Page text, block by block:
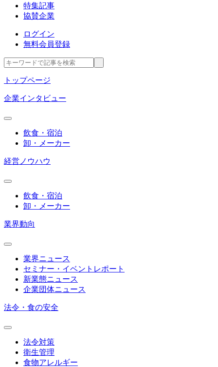
特集記事
協賛企業
ログイン
無料会員登録
トップページ
企業インタビュー
飲食・宿泊
卸・メーカー
経営ノウハウ
飲食・宿泊
卸・メーカー
業界動向
業界ニュース
セミナー・イベントレポート
新業態ニュース
企業団体ニュース
法令・食の安全
法令対策
衛生管理
食物アレルギー